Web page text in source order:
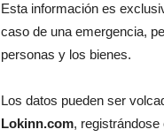
Esta información es
caso de una emergencia,
personas y los bienes.
Los datos pueden ser
Lokinn.com,